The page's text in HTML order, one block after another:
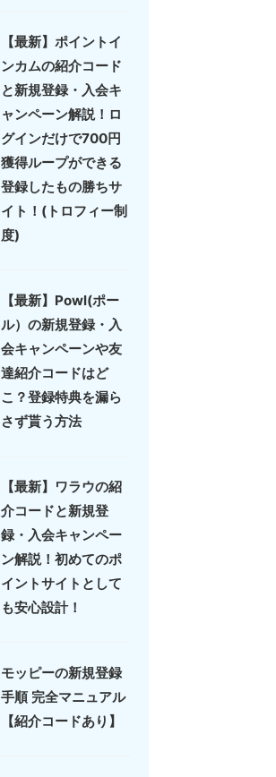
【最新】ポイントイ
ンカムの紹介コード
と新規登録・入会キ
ャンペーン解説！ロ
グインだけで700円
獲得ループができる
登録したもの勝ちサ
イト！(トロフィー制
度)
【最新】Powl(ポー
ル）の新規登録・入
会キャンペーンや友
達紹介コードはど
こ？登録特典を漏ら
さず貰う方法
【最新】ワラウの紹
介コードと新規登
録・入会キャンペー
ン解説！初めてのポ
イントサイトとして
も安心設計！
モッピーの新規登録
手順 完全マニュアル
【紹介コードあり】